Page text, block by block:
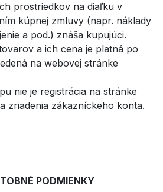
prostriedkov na diaľku v
kúpnej zmluvy (napr. náklady
a pod.) znáša kupujúci.
a ich cena je platná po
na webovej stránke
nie je registrácia na stránke
zriadenia zákazníckeho konta.
PODMIENKY